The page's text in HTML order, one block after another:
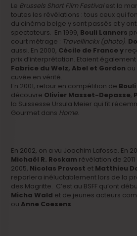
Le Brussels Short Film Festivalest la
toutes les révélations : tous ceux qui
du cinéma belge y sont passés et y
spectateurs. En 1999, Bouli Lanners
court métrage : Travellinckx (photo).
aussi. En 2000, Cécile de France y
prix d’interprétation. Etaient
Fabrice du Welz, Abel et Gordon ou
cuvée en vérité.
En 2001, retour en compétition de
découvre Olivier Masset-Depasse,
la Suissesse Ursula Meier qui fit
Gourmet dans Home.
En 2002, on a vu Joachim Lafosse. En
Michaël R. Roskam révélation de
2005, Nicolas Provost et Matthieu
reparlera inéluctablement lors de la
des Magritte. C’est au BSFF qu’ont
Micha Wald et de jeunes acteurs
ouAnne Coesens …